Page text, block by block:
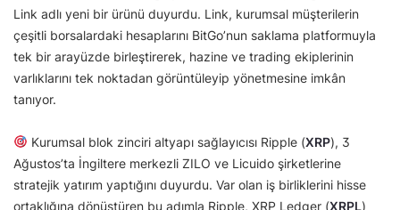
Link adlı yeni bir ürünü duyurdu. Link, kurumsal müşterilerin
çeşitli borsalardaki hesaplarını BitGo’nun saklama platformuyla
tek bir arayüzde birleştirerek, hazine ve trading ekiplerinin
varlıklarını tek noktadan görüntüleyip yönetmesine imkân
tanıyor.
Kurumsal blok zinciri altyapı sağlayıcısı Ripple (XRP), 3
Ağustos’ta İngiltere merkezli ZILO ve Licuido şirketlerine
stratejik yatırım yaptığını duyurdu. Var olan iş birliklerini hisse
ortaklığına dönüştüren bu adımla Ripple, XRP Ledger (XRPL)